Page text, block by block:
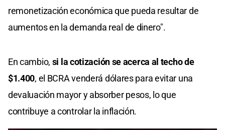
remonetización económica que pueda resultar de
aumentos en la demanda real de dinero".
En cambio, si la cotización se acerca al techo de
$1.400, el BCRA venderá dólares para evitar una
devaluación mayor y absorber pesos, lo que
contribuye a controlar la inflación.